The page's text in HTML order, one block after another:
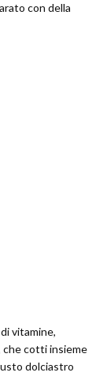
con della
vitamine,
che cotti insieme
dolciastro